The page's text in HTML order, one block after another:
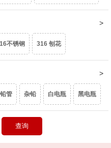
铝圈) 柴油皮卡车（铁圈）
中巴、校巴 豪华大巴
男士摩托车
不锈钢 316 刨花
铅管 杂铅 白电瓶 黑电瓶